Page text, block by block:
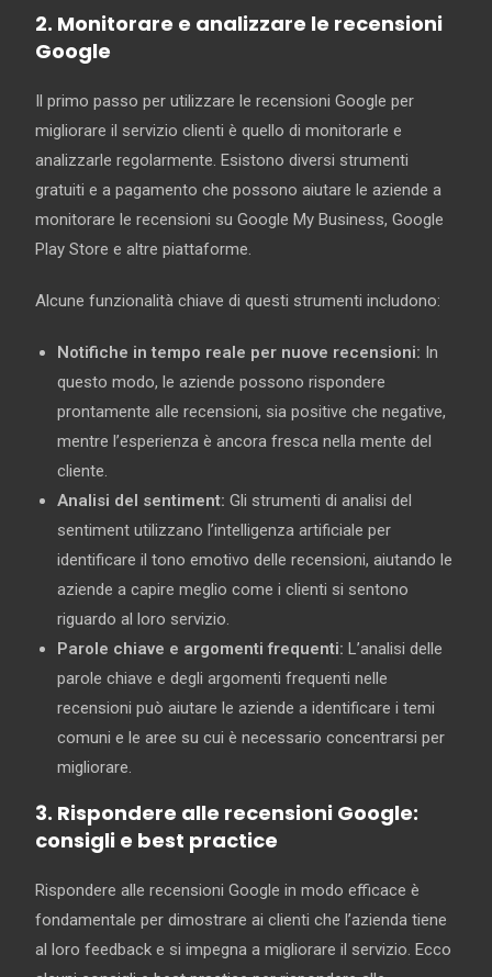
2. Monitorare e analizzare le recensioni
Google
Il primo passo per utilizzare le recensioni Google per
migliorare il servizio clienti è quello di monitorarle e
analizzarle regolarmente. Esistono diversi strumenti
gratuiti e a pagamento che possono aiutare le aziende a
monitorare le recensioni su Google My Business, Google
Play Store e altre piattaforme.
Alcune funzionalità chiave di questi strumenti includono:
Notifiche in tempo reale per nuove recensioni: In
questo modo, le aziende possono rispondere
prontamente alle recensioni, sia positive che negative,
mentre l’esperienza è ancora fresca nella mente del
cliente.
Analisi del sentiment: Gli strumenti di analisi del
sentiment utilizzano l’intelligenza artificiale per
identificare il tono emotivo delle recensioni, aiutando le
aziende a capire meglio come i clienti si sentono
riguardo al loro servizio.
Parole chiave e argomenti frequenti: L’analisi delle
parole chiave e degli argomenti frequenti nelle
recensioni può aiutare le aziende a identificare i temi
comuni e le aree su cui è necessario concentrarsi per
migliorare.
3. Rispondere alle recensioni Google:
consigli e best practice
Rispondere alle recensioni Google in modo efficace è
fondamentale per dimostrare ai clienti che l’azienda tiene
al loro feedback e si impegna a migliorare il servizio. Ecco